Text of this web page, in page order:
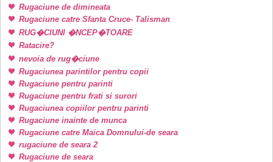
Rugaciune de dimineata
Rugaciune catre Sfanta Cruce- Talisman
RUG�CIUNI �NCEP�TOARE
Ratacire?
nevoia de rug�ciune
Rugaciunea parintilor pentru copii
Rugaciune pentru parinti
Rugaciune pentru frati si surori
Rugaciunea copiilor pentru parinti
Rugaciune inainte de munca
Rugaciune catre Maica Domnului-de seara
rugaciune de seara 2
Rugaciune de seara